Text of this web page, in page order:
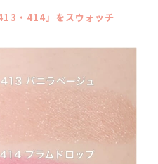
・414」をスウォッチ